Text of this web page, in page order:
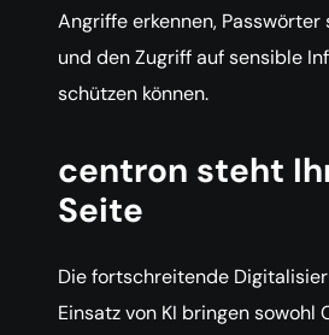
Angriffe erkennen,
und den Zugriff auf sensible
schützen können.
centron steht
Seite
Die fortschreitende
Einsatz von KI bringen sowohl